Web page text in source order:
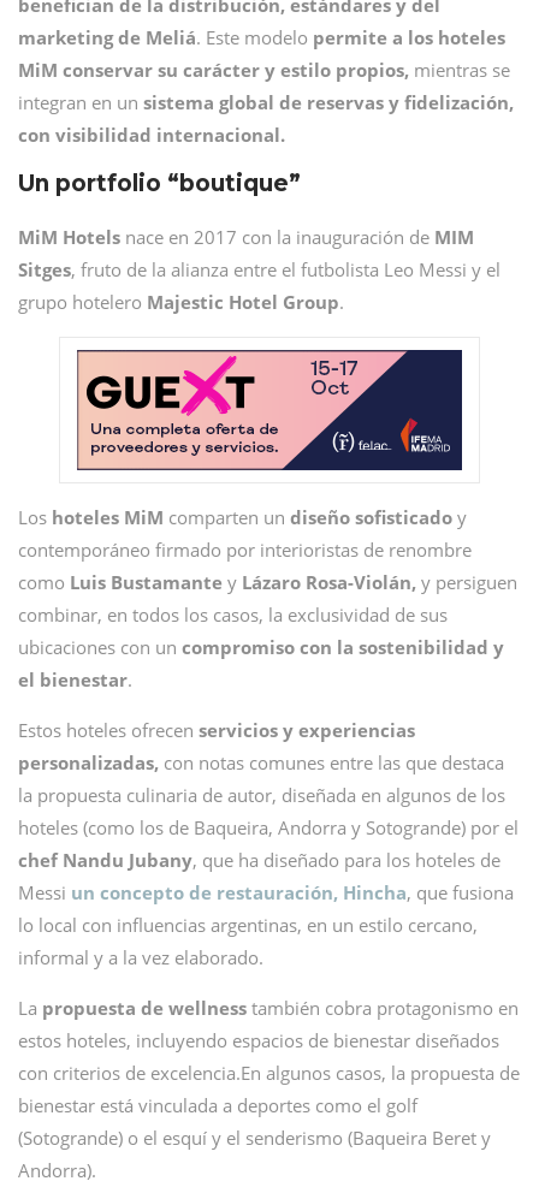
benefician de la distribución, estándares y del
marketing de Meliá. Este modelo permite a los hoteles
MiM conservar su carácter y estilo propios, mientras se
integran en un sistema global de reservas y fidelización,
con visibilidad internacional.
Un portfolio “boutique”
MiM Hotels nace en 2017 con la inauguración de MIM
Sitges, fruto de la alianza entre el futbolista Leo Messi y el
grupo hotelero Majestic Hotel Group.
Los hoteles MiM comparten un diseño sofisticado y
contemporáneo firmado por interioristas de renombre
como Luis Bustamante y Lázaro Rosa-Violán, y persiguen
combinar, en todos los casos, la exclusividad de sus
ubicaciones con un compromiso con la sostenibilidad y
el bienestar.
Estos hoteles ofrecen servicios y experiencias
personalizadas, con notas comunes entre las que destaca
la propuesta culinaria de autor, diseñada en algunos de los
hoteles (como los de Baqueira, Andorra y Sotogrande) por el
chef Nandu Jubany, que ha diseñado para los hoteles de
Messi un concepto de restauración, Hincha, que fusiona
lo local con influencias argentinas, en un estilo cercano,
informal y a la vez elaborado.
La propuesta de wellness también cobra protagonismo en
estos hoteles, incluyendo espacios de bienestar diseñados
con criterios de excelencia.En algunos casos, la propuesta de
bienestar está vinculada a deportes como el golf
(Sotogrande) o el esquí y el senderismo (Baqueira Beret y
Andorra).